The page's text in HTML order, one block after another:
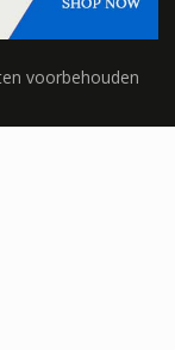
voorbehouden